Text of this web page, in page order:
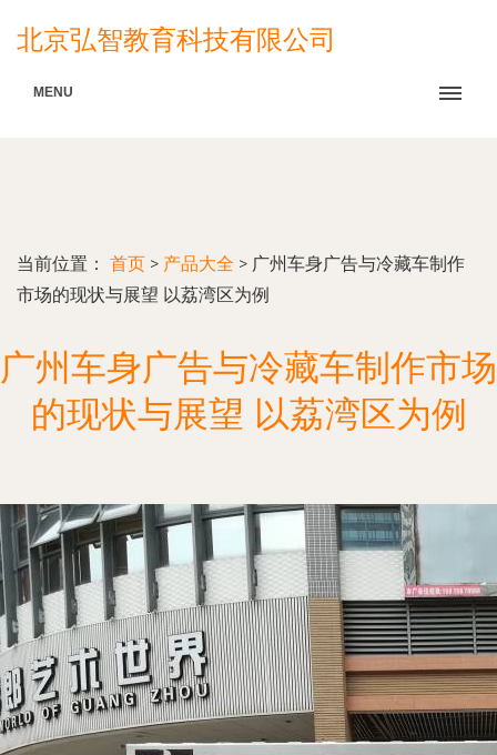
北京弘智教育科技有限公司
MENU
当前位置： 首页 > 产品大全 > 广州车身广告与冷藏车制作
市场的现状与展望 以荔湾区为例
广州车身广告与冷藏车制作市场
的现状与展望 以荔湾区为例